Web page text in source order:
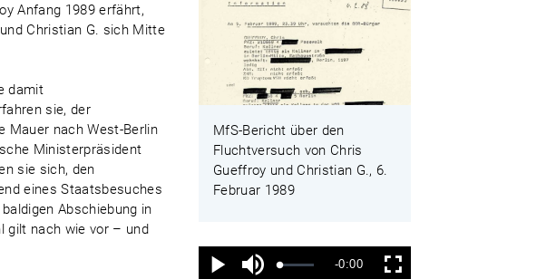
Anfang 1989 erfährt,
Christian G. sich Mitte
damit
sie, der
Mauer nach West-Berlin
Ministerpräsident
sie sich, den
eines Staatsbesuches
Abschiebung in
gilt nach wie vor – und
MfS-Bericht über den
Fluchtversuch von Chris
Gueffroy und Christian G., 6.
Februar 1989
Wiedergabe
Ton
aus
Geladen
Status:
Verbleibende
-0:00 Vollbild